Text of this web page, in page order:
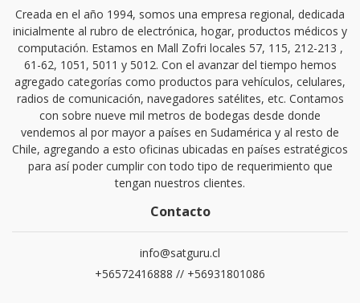
Creada en el año 1994, somos una empresa regional, dedicada
inicialmente al rubro de electrónica, hogar, productos médicos y
computación. Estamos en Mall Zofri locales 57, 115, 212-213 ,
61-62, 1051, 5011 y 5012. Con el avanzar del tiempo hemos
agregado categorías como productos para vehículos, celulares,
radios de comunicación, navegadores satélites, etc. Contamos
con sobre nueve mil metros de bodegas desde donde
vendemos al por mayor a países en Sudamérica y al resto de
Chile, agregando a esto oficinas ubicadas en países estratégicos
para así poder cumplir con todo tipo de requerimiento que
tengan nuestros clientes.
Contacto
info@satguru.cl
+56572416888 // +56931801086